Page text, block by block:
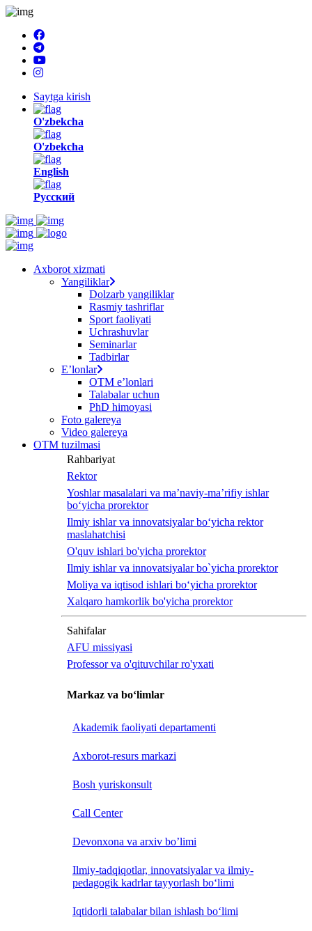
Saytga kirish
O'zbekcha
O'zbekcha
English
Русский
Axborot xizmati
Yangiliklar
Dolzarb yangiliklar
Rasmiy tashriflar
Sport faoliyati
Uchrashuvlar
Seminarlar
Tadbirlar
Eʼlonlar
OTM eʼlonlari
Talabalar uchun
PhD himoyasi
Foto galereya
Video galereya
OTM tuzilmasi
Rahbariyat
Rektor
Yoshlar masalalari va ma’naviy-ma’rifiy ishlar
bo‘yicha prorektor
Ilmiy ishlar va innovatsiyalar bo‘yicha rektor
maslahatchisi
O'quv ishlari bo'yicha prorektor
Ilmiy ishlar va innovatsiyalar bo`yicha prorektor
Moliya va iqtisod ishlari bo‘yicha prorektor
Xalqaro hamkorlik bo'yicha prorektor
Sahifalar
AFU missiyasi
Professor va o'qituvchilar ro'yxati
Markaz va bo‘limlar
Akademik faoliyati departamenti
Axborot-resurs markazi
Bosh yuriskonsult
Call Center
Devonxona va arxiv bo’limi
Ilmiy-tadqiqotlar, innovatsiyalar va ilmiy-
pedagogik kadrlar tayyorlash bo‘limi
Iqtidorli talabalar bilan ishlash bo‘limi